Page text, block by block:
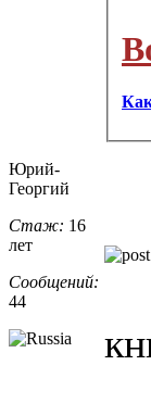
Юрий-
Георгий
Стаж: 16
лет
Сообщений:
44